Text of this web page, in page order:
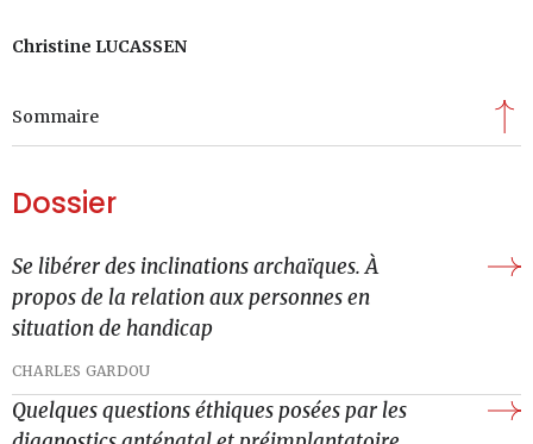
Christine LUCASSEN
Sommaire
Dossier
Se libérer des inclinations archaïques. À
propos de la relation aux personnes en
situation de handicap
CHARLES GARDOU
Quelques questions éthiques posées par les